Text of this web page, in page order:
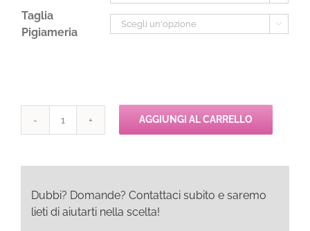
Taglia
Pigiameria

Pepita
AGGIUNGI AL CARRELLO
Dubbi? Domande? Contattaci subito e saremo
lieti di aiutarti nella scelta!